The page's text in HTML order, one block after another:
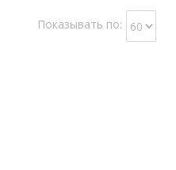
Показывать по: